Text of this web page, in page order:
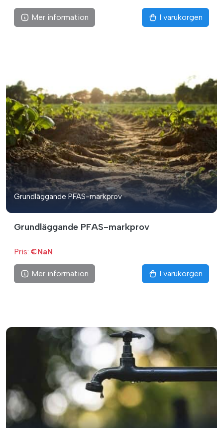
Mer information I varukorgen
Grundläggande PFAS-markprov
Grundläggande PFAS-markprov
Pris: €NaN
Mer information I varukorgen